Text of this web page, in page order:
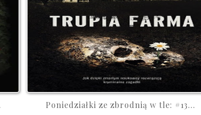
Poniedziałki ze zbrodnią w tle: #13...